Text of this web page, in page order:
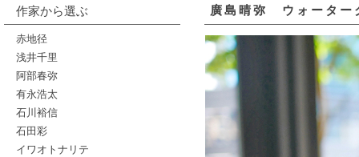
作家から選ぶ
赤地径
浅井千里
阿部春弥
有永浩太
石川裕信
石田彩
イワオトナリテ
廣島晴弥 ウォーター